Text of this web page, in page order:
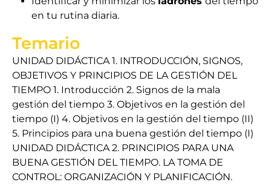
en tu rutina diaria.
Temario
UNIDAD DIDÁCTICA 1. INTRODUCCIÓN, SIGNOS,
OBJETIVOS Y PRINCIPIOS DE LA GESTIÓN DEL
TIEMPO 1. Introducción 2. Signos de la mala
gestión del tiempo 3. Objetivos en la gestión del
tiempo (I) 4. Objetivos en la gestión del tiempo (II)
5. Principios para una buena gestión del tiempo (I)
UNIDAD DIDÁCTICA 2. PRINCIPIOS PARA UNA
BUENA GESTIÓN DEL TIEMPO. LA TOMA DE
CONTROL: ORGANIZACIÓN Y PLANIFICACIÓN.